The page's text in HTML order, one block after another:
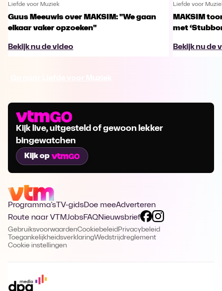
Liefde voor Muziek
Guus Meeuwis over MAKSIM: "We gaan
elkaar vaker opzoeken"
Bekijk nu de video
Liefde voor
MAKSIM
met
Bekijk nu de
Kijk live, uitgesteld of gewoon lekker
bingewatchen
Kijk op
Programma's TV-gidsDoe meeAdverteren
Route naar VTMJobsFAQNieuwsbrief
GebruiksvoorwaardenCookiebeleid Privacybeleid
ToegankelijkheidsverklaringWedstrijdreglement
Cookie instellingen